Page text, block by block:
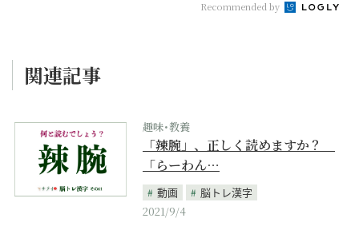
Recommended by
関連記事
趣味･教養
「辣腕」、正しく読めますか？
「らーわん…
動画
脳トレ漢字
2021/9/4